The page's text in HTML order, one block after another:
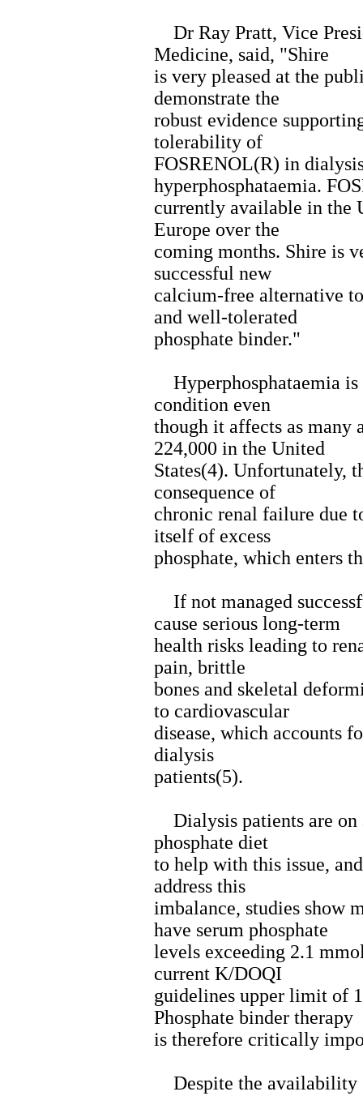
Dr Ray Pratt, Vice
Medicine, said, "Shire
is very pleased at the
demonstrate the
robust evidence
tolerability of
FOSRENOL(R) in
hyperphosphataemia.
currently available in the
Europe over the
coming months. Shire is
successful new
calcium-free alternative
and well-tolerated
phosphate binder."
Hyperphosphataemia
condition even
though it affects as many
224,000 in the United
States(4). Unfortunately,
consequence of
chronic renal failure due
itself of excess
phosphate, which enters
If not managed
cause serious long-term
health risks leading to
pain, brittle
bones and skeletal
to cardiovascular
disease, which accounts
dialysis
patients(5).
Dialysis patients are on
phosphate diet
to help with this issue,
address this
imbalance, studies show
have serum phosphate
levels exceeding 2.1
current K/DOQI
guidelines upper limit of
Phosphate binder therapy
is therefore critically
Despite the availability